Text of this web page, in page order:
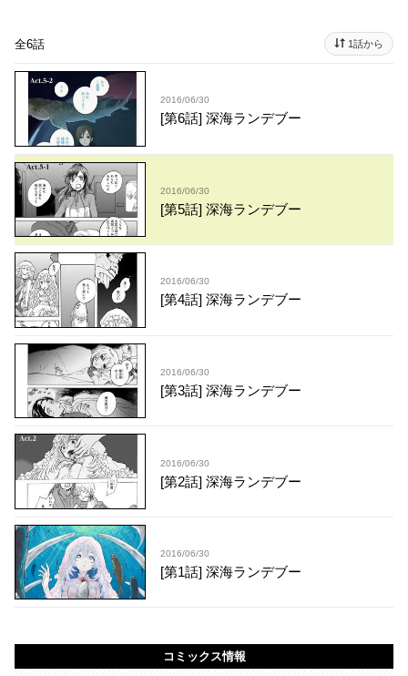
全6話 1話から
2016/06/30
[第6話] 深海ランデブー
2016/06/30
[第5話] 深海ランデブー
2016/06/30
[第4話] 深海ランデブー
2016/06/30
[第3話] 深海ランデブー
2016/06/30
[第2話] 深海ランデブー
2016/06/30
[第1話] 深海ランデブー
コミックス情報